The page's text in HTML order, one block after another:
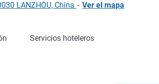
LANZHOU, China - Ver el mapa
Servicios hoteleros